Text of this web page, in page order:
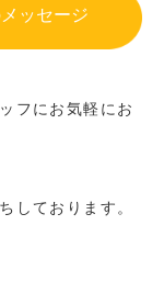
ッセージ
フにお気軽にお
しております。